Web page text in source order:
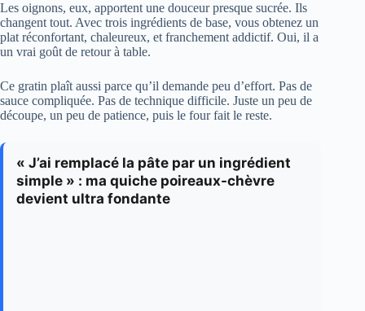
Les oignons, eux, apportent une douceur presque sucrée. Ils
changent tout. Avec trois ingrédients de base, vous obtenez un
plat réconfortant, chaleureux, et franchement addictif. Oui, il a
un vrai goût de retour à table.
Ce gratin plaît aussi parce qu’il demande peu d’effort. Pas de
sauce compliquée. Pas de technique difficile. Juste un peu de
découpe, un peu de patience, puis le four fait le reste.
« J’ai remplacé la pâte par un ingrédient
simple » : ma quiche poireaux-chèvre
devient ultra fondante